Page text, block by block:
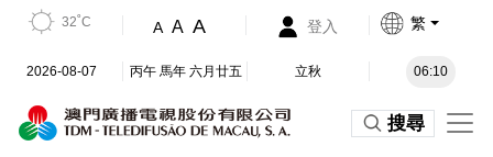
32˚C A A A 登入 繁
2026-08-07 丙午 馬年 六月廿五 立秋 06:10
搜尋